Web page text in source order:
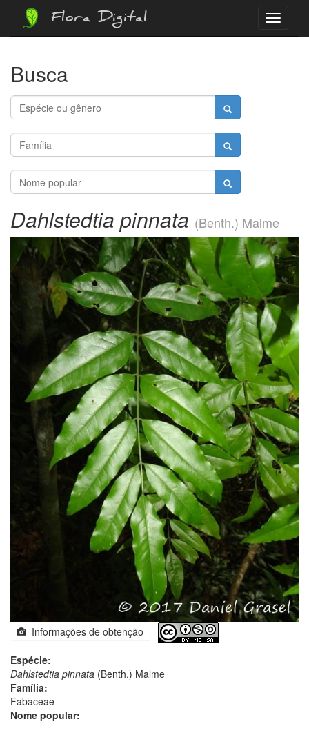
Menu
Flora Digital
Busca
Dahlstedtia pinnata (Benth.) Malme
Informações de obtenção
Espécie:
Dahlstedtia pinnata (Benth.) Malme
Família:
Fabaceae
Nome popular: